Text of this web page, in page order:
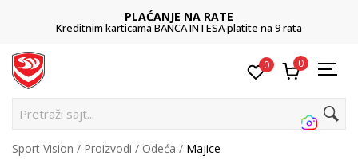
POZOVITE NAS
011 422 1422
0 0
Pretraž
Sport Vision Proizvodi Odeća Majice